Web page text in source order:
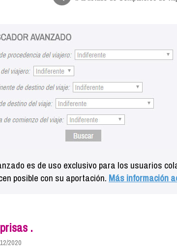
es de uso exclusivo para los usuarios
posible con su aportación. Más información
.
2020